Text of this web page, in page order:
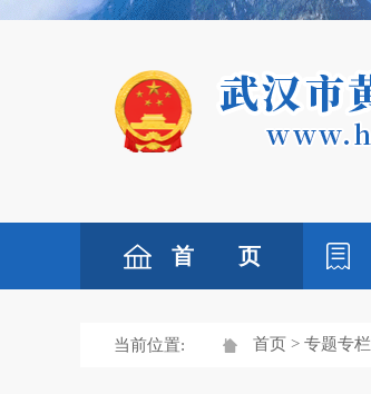
首 页
当前位置: 首页 > 专题专栏